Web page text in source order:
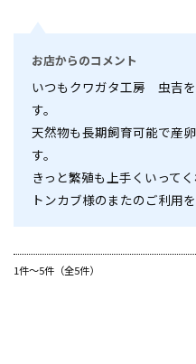
お店からのコメント
いつもクワガタ工房 虫吉
す。
天然物も長期飼育可能で産
す。
きっと繁殖も上手くいって
トンカブ様のまたのご利用
1件～5件（全5件）